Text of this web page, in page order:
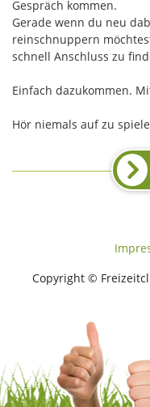
Gespräch kommen.
Gerade wenn du neu
reinschnuppern
schnell Anschluss zu
Einfach dazukommen.
Hör niemals auf zu
Copyright ©